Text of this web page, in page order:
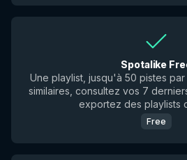
Spotalike
Une playlist, jusqu'à 50 pistes
similaires, consultez vos 7
exportez des playlists
Free